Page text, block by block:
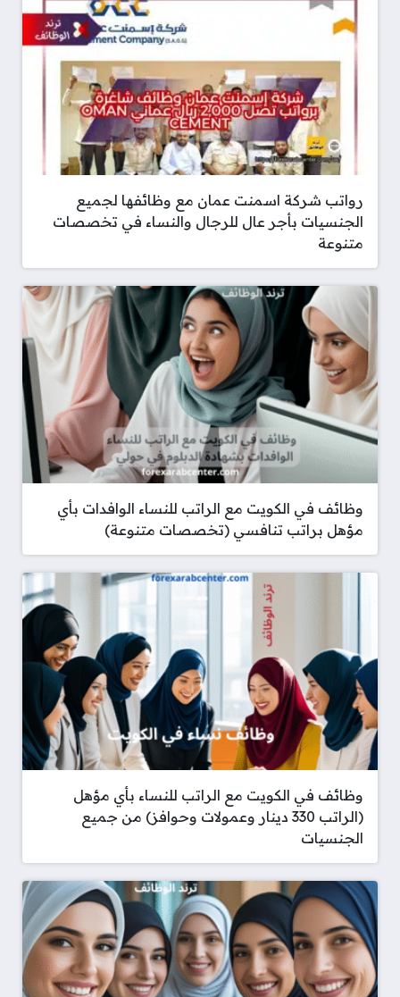
رواتب شركة اسمنت عمان مع وظائفها لجميع
الجنسيات بأجر عال للرجال والنساء في تخصصات
متنوعة
وظائف في الكويت مع الراتب للنساء الوافدات بأي
مؤهل براتب تنافسي (تخصصات متنوعة)
وظائف في الكويت مع الراتب للنساء بأي مؤهل
(الراتب 330 دينار وعمولات وحوافز) من جميع
الجنسيات